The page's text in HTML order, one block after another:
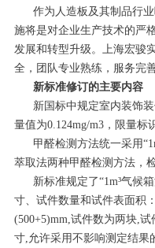
作为人造板及其制品行
施将是对企业生产技术的严
发展和转型升级。上海宏骏
全，团队专业熟练，服务完
新标准修订的主要内容
新国标中规定室内装饰
量值为0.124mg/m3，限量标
甲醛检测方法统一采用
萃取法两种甲醛检测方法，
新标准规定了“1m³气候
寸、试件数量和试件表面积
(500+5)mm,试件数为两块,
寸,允许采用不影响测定结果